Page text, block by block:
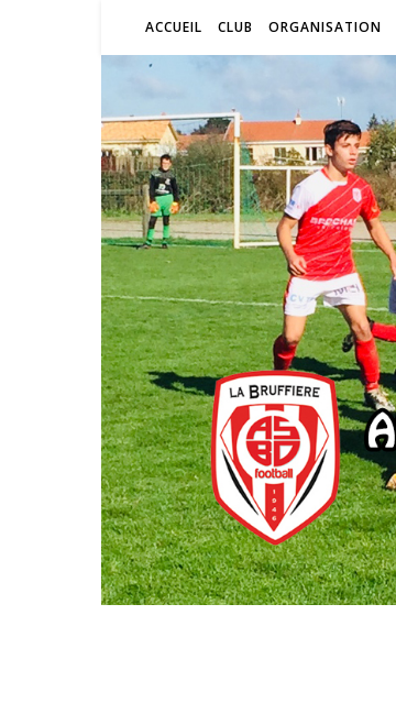
ACCUEIL CLUB ORGANISATION